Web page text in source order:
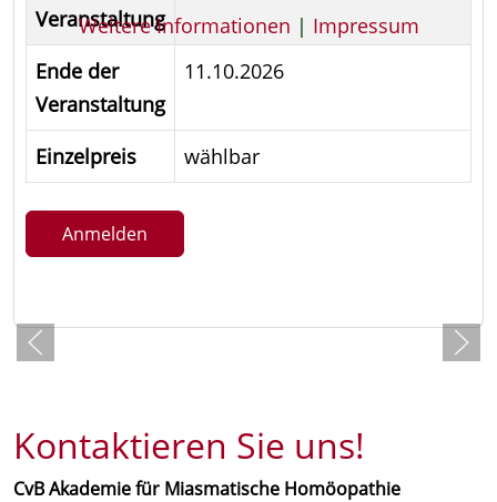
Veranstaltung
Ende der
Veranstaltung
11.10.2026
Einzelpreis wählbar
Anmelden
Kontaktieren Sie uns!
CvB Akademie für Miasmatische Homöopathie
Weitere Informationen | Impressum